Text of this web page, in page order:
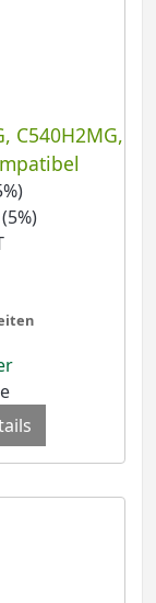
C540H2MG,